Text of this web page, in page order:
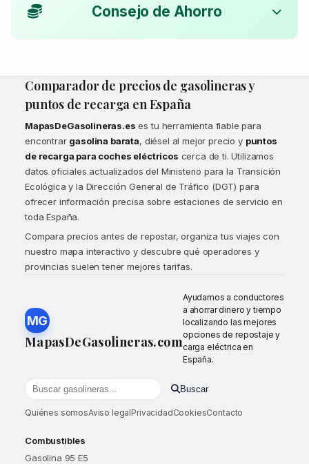
Consejo de Ahorro
Comparador de precios de gasolineras y
puntos de recarga en España
MapasDeGasolineras.es es tu herramienta fiable para
encontrar gasolina barata, diésel al mejor precio y puntos
de recarga para coches eléctricos cerca de ti. Utilizamos
datos oficiales actualizados del Ministerio para la Transición
Ecológica y la Dirección General de Tráfico (DGT) para
ofrecer información precisa sobre estaciones de servicio en
toda España.
Compara precios antes de repostar, organiza tus viajes con
nuestro mapa interactivo y descubre qué operadores y
provincias suelen tener mejores tarifas.
MG
MapasDeGasolineras.com
Ayudamos a conductores
a ahorrar dinero y tiempo
localizando las mejores
opciones de repostaje y
carga eléctrica en
España.
Buscar gasolineras por localidad o provincia
Buscar
Quiénes somosAviso legalPrivacidadCookiesContacto
Combustibles
Gasolina 95 E5